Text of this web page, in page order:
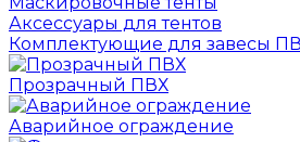
Аксессуары для тентов
Комплектующие для завесы
Прозрачный ПВХ
Аварийное ограждение